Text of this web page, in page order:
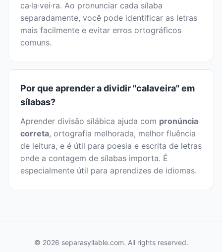
ca·la·vei·ra. Ao pronunciar cada sílaba
separadamente, você pode identificar as letras
mais facilmente e evitar erros ortográficos
comuns.
Por que aprender a dividir "calaveira" em
sílabas?
Aprender divisão silábica ajuda com pronúncia
correta, ortografia melhorada, melhor fluência
de leitura, e é útil para poesia e escrita de letras
onde a contagem de sílabas importa. É
especialmente útil para aprendizes de idiomas.
© 2026 separasyllable.com. All rights reserved.